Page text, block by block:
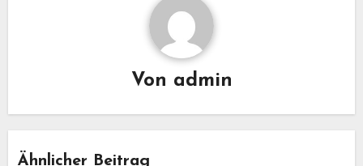
Von admin
Ähnlicher Beitrag